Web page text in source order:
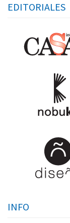
EDITORIALES
INFO